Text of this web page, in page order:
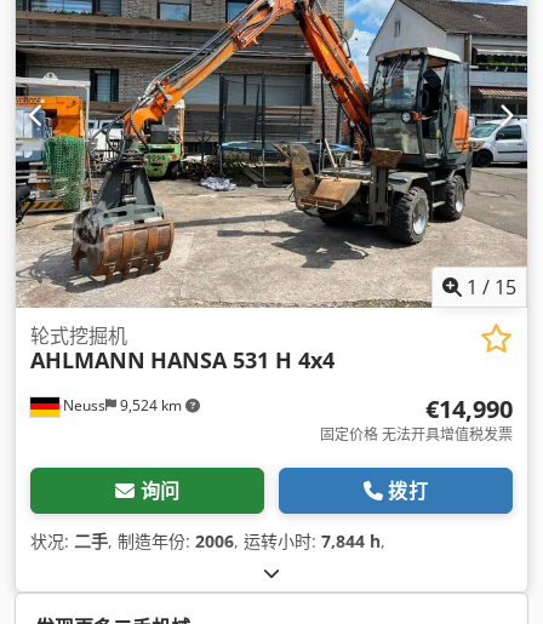
1 / 15
Neuss 9,524 km
轮式挖掘机
AHLMANN HANSA 531 H 4x4
€14,990
固定价格 无法开具增值税发票
询问 拨打
状况: 二手, 制造年份: 2006, 运转小时: 7,844 h,